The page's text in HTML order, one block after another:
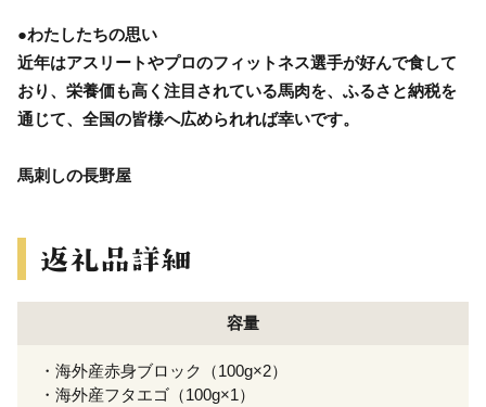
●わたしたちの思い
近年はアスリートやプロのフィットネス選手が好んで食して
おり、栄養価も高く注目されている馬肉を、ふるさと納税を
通じて、全国の皆様へ広められれば幸いです。
馬刺しの長野屋
容量
・海外産赤身ブロック（100g×2）
・海外産フタエゴ（100g×1）